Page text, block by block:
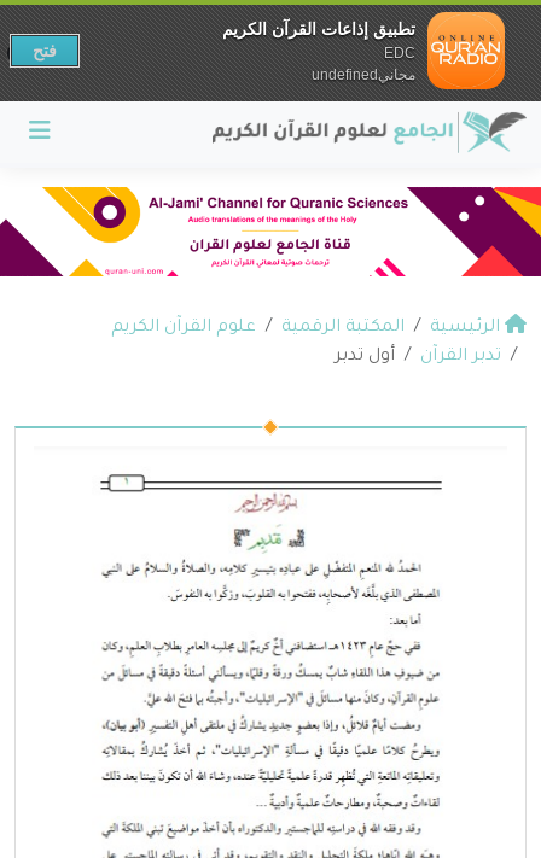
الرئيسية المكتبة الرقمية
علوم القرآن الكريم
تدبر القرآن
أول تدبر
تطبيق إذاعات القرآن الكريم
EDC
مجانيundefined
فتح